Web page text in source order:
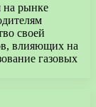
на рынке
своей
влияющих на
газовых